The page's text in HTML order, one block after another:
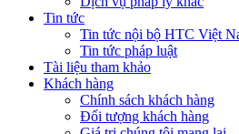
Tin tức
Tin tức nội bộ HTC Việt
Tin tức pháp luật
Tài liệu tham khảo
Khách hàng
Chính sách khách hàng
Đối tượng khách hàng